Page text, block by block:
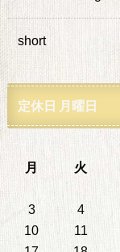
short
定休日 月曜日
月
火
3
4
10
11